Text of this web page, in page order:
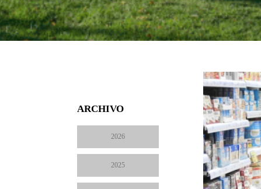
ARCHIVO
2026
2025